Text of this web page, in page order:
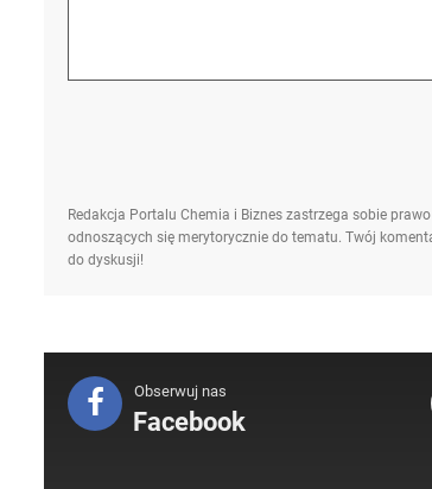
Redakcja Portalu Chemia i Biznes zastrzega sobie
odnoszących się merytorycznie do tematu. Twój
do dyskusji!
Obserwuj nas
Facebook